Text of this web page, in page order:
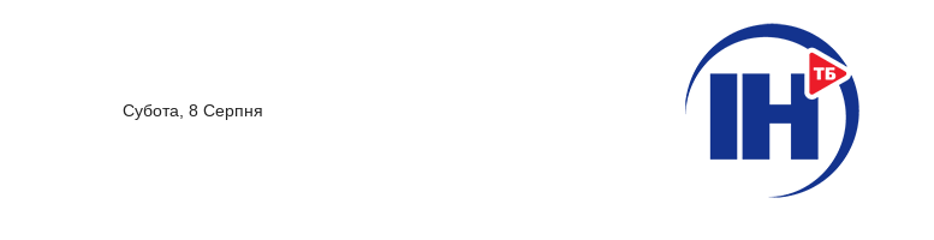
Субота, 8 Серпня